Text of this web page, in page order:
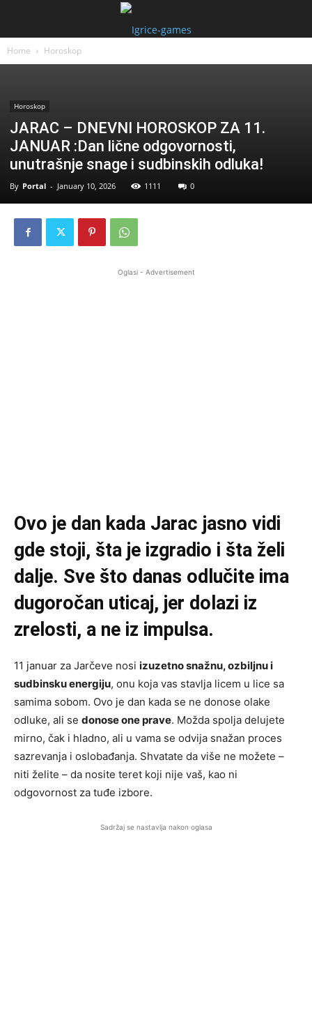
Home Horoskop
Horoskop
JARAC – DNEVNI HOROSKOP ZA 11.
JANUAR :Dan lične odgovornosti,
unutrašnje snage i sudbinskih odluka!
By Portal - January 10, 2026 1111 0
Oglasi - Advertisement
Ovo je dan kada Jarac jasno vidi
gde stoji, šta je izgradio i šta želi
dalje. Sve što danas odlučite ima
dugoročan uticaj, jer dolazi iz
zrelosti, a ne iz impulsa.
11 januar za Jarčeve nosi izuzetno snažnu, ozbiljnu i
sudbinsku energiju, onu koja vas stavlja licem u lice sa
samima sobom. Ovo je dan kada se ne donose olake
odluke, ali se donose one prave. Možda spolja delujete
mirno, čak i hladno, ali u vama se odvija snažan proces
sazrevanja i oslobađanja. Shvatate da više ne možete –
niti želite – da nosite teret koji nije vaš, kao ni
odgovornost za tuđe izbore.
Sadržaj se nastavlja nakon oglasa